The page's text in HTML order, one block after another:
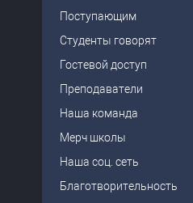
Поступающим
Студенты говорят
Гостевой доступ
Преподаватели
Наша команда
Мерч школы
Наша соц. сеть
Благотворительность